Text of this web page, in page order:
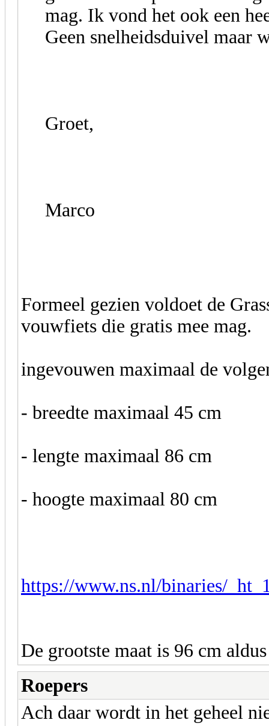
mag. Ik vond het ook een
Geen snelheidsduivel maar
Groet,
Marco
Formeel gezien voldoet de
vouwfiets die gratis mee mag.
ingevouwen maximaal de
- breedte maximaal 45 cm
- lengte maximaal 86 cm
- hoogte maximaal 80 cm
https://www.ns.nl/binaries/
De grootste maat is 96 cm
Roepers
Ach daar wordt in het geheel